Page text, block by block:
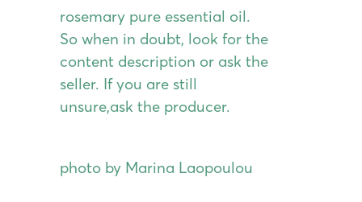
rosemary pure essential oil.
So when in doubt, look for the
content description or ask the
seller. If you are still
unsure,ask the producer.
photo by Marina Laopoulou